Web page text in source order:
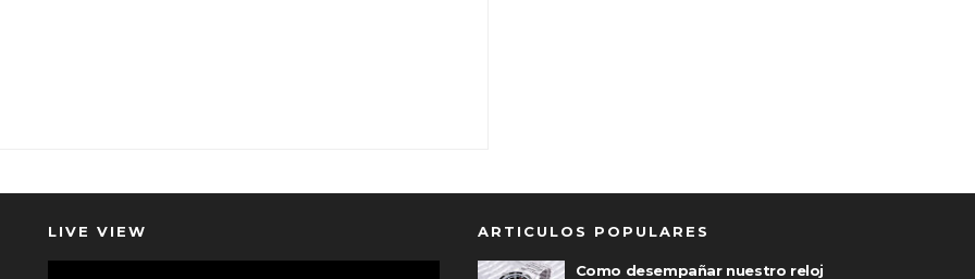
LIVE VIEW ARTICULOS POPULARES
Como desempañar nuestro reloj